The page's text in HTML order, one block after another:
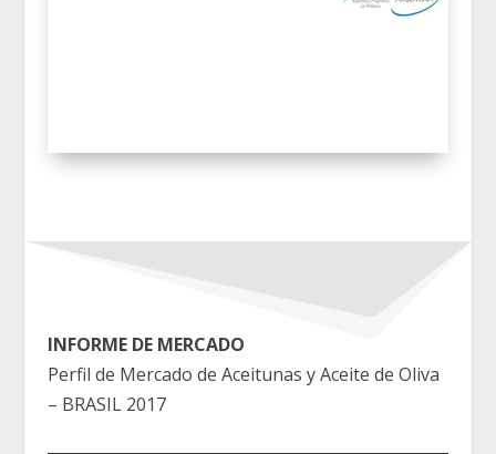
INFORME DE MERCADO
Perfil de Mercado de Aceitunas y Aceite de Oliva
– BRASIL 2017